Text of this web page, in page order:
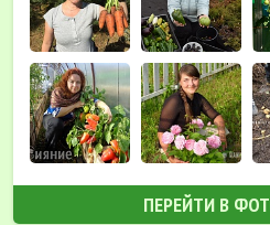
ПЕРЕЙТИ В